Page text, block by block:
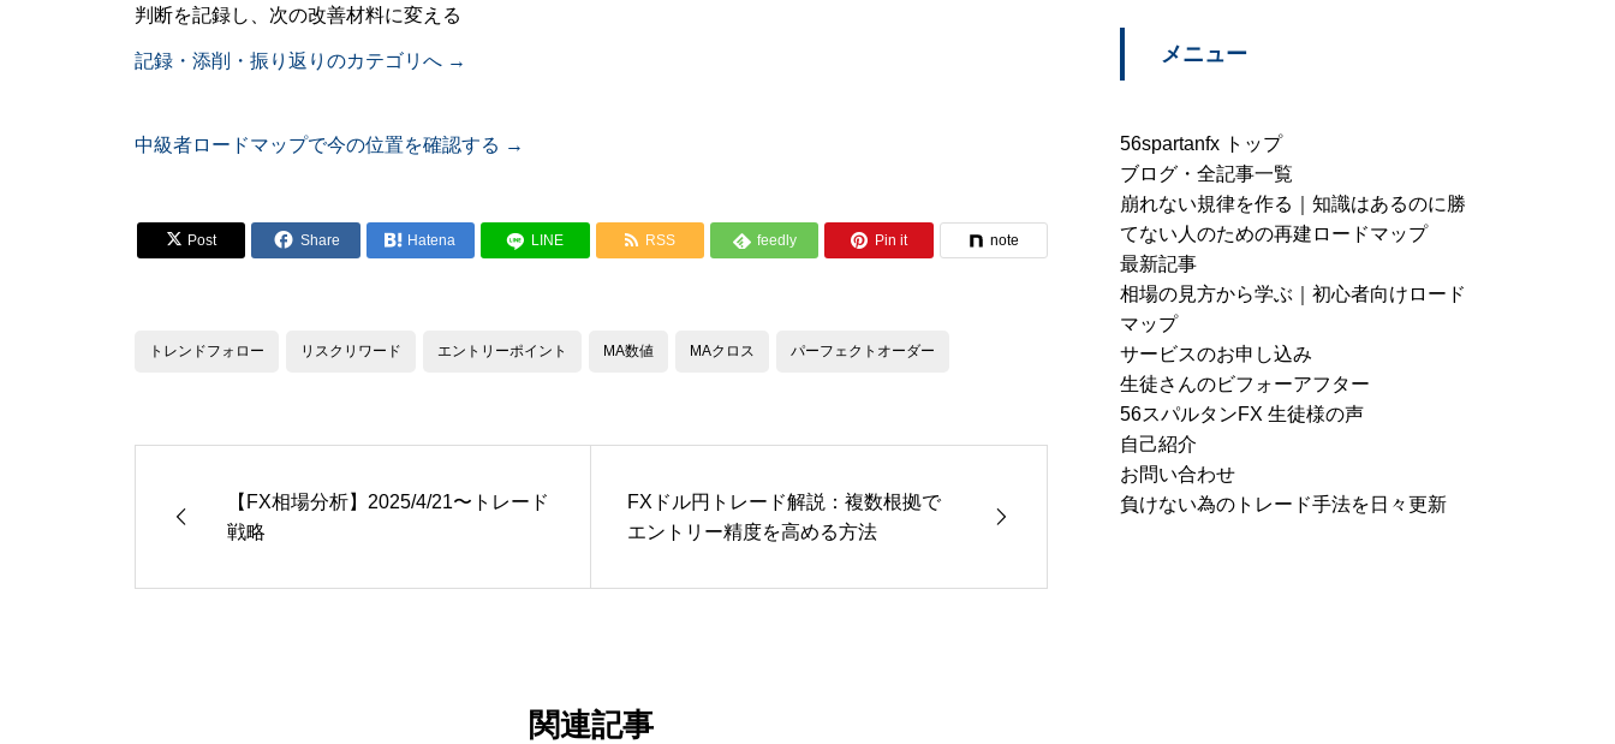
判断を記録し、次の改善材料に変える
記録・添削・振り返りのカテゴリへ →
中級者ロードマップで今の位置を確認する →
 Post  Share  Hatena LINE  RSS  feedly  Pin it note
トレンドフォロー リスクリワード エントリーポイント MA数値 MAクロス パーフェクトオーダー
【FX相場分析】2025/4/21〜トレード
戦略
FXドル円トレード解説：複数根拠で
エントリー精度を高める方法
関連記事
メニュー
56spartanfx トップ
ブログ・全記事一覧
崩れない規律を作る｜知識はあるのに勝
てない人のための再建ロードマップ
最新記事
相場の見方から学ぶ｜初心者向けロード
マップ
サービスのお申し込み
生徒さんのビフォーアフター
56スパルタンFX 生徒様の声
自己紹介
お問い合わせ
負けない為のトレード手法を日々更新